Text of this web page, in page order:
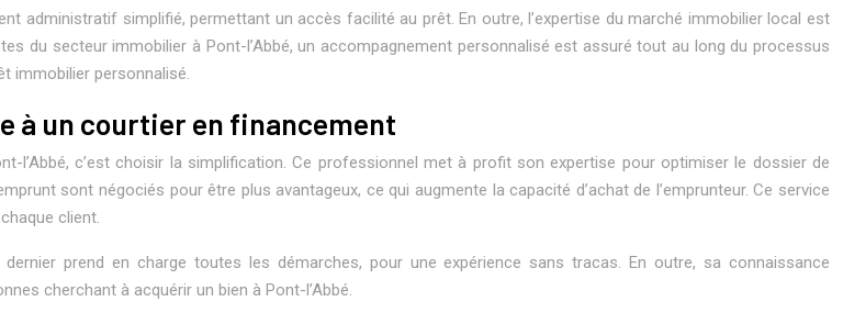
administratif simplifié, permettant un accès facilité au prêt. En outre, l’expertise du marché immobilier local est
du secteur immobilier à Pont-l’Abbé, un accompagnement personnalisé est assuré tout au long du processus
immobilier personnalisé.
à un courtier en financement
c’est choisir la simplification. Ce professionnel met à profit son expertise pour optimiser le dossier de
sont négociés pour être plus avantageux, ce qui augmente la capacité d’achat de l’emprunteur. Ce service
client.
prend en charge toutes les démarches, pour une expérience sans tracas. En outre, sa connaissance
cherchant à acquérir un bien à Pont-l’Abbé.